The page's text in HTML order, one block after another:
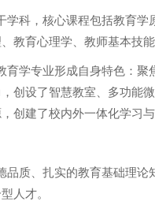
学科，核心课程包括教育
教育心理学、教师基本技能
育学专业形成自身特色：
创设了智慧教室、多功能
创建了校内外一体化学习
品质、扎实的教育基础理
人才。